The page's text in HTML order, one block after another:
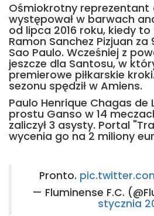
Ośmiokrotny reprezentant
występował w barwach
od lipca 2016 roku, kiedy
Ramon Sanchez Pizjuan za
Sao Paulo. Wcześniej z
jeszcze dla Santosu, w
premierowe piłkarskie
sezonu spędził w Amiens.
Paulo Henrique Chagas de
prostu Ganso w 14
zaliczył 3 asysty. Portal
wycenia go na 2 miliony
Pronto.
— Fluminense F.C.
stycznia